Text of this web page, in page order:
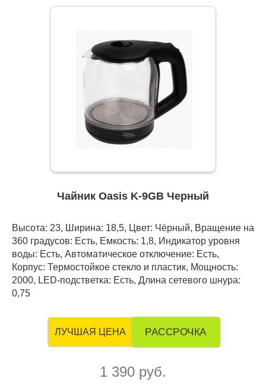
Чайник Oasis K-9GB Черный
Высота: 23, Ширина: 18,5, Цвет: Чёрный, Вращение на
360 градусов: Есть, Емкость: 1,8, Индикатор уровня
воды: Есть, Автоматическое отключение: Есть,
Корпус: Термостойкое стекло и пластик, Мощность:
2000, LED-подстветка: Есть, Длина сетевого шнура:
0,75
ЛУЧШАЯ ЦЕНА РАССРОЧКА
1 390 руб.